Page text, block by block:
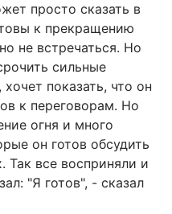
просто сказать в
к прекращению
не встречаться. Но
сильные
показать, что он
к переговорам. Но
огня и много
он готов обсудить
Так все восприняли и
"Я готов", - сказал